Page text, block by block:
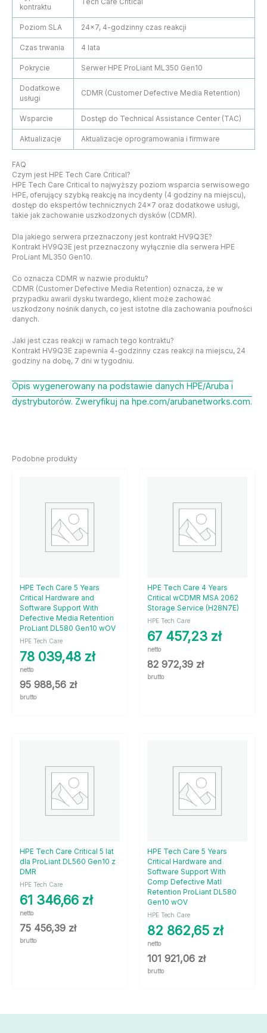
kontraktu
Poziom SLA 24×7, 4-godzinny czas reakcji
Czas trwania 4 lata
Pokrycie Serwer HPE ProLiant ML350 Gen10
Dodatkowe
usługi
CDMR (Customer Defective Media Retention)
Wsparcie Dostęp do Technical Assistance Center (TAC)
Aktualizacje Aktualizacje oprogramowania i firmware
FAQ
Czym jest HPE Tech Care Critical?
HPE Tech Care Critical to najwyższy poziom wsparcia serwisowego
HPE, oferujący szybką reakcję na incydenty (4 godziny na miejscu),
dostęp do ekspertów technicznych 24×7 oraz dodatkowe usługi,
takie jak zachowanie uszkodzonych dysków (CDMR).
Dla jakiego serwera przeznaczony jest kontrakt HV9Q3E?
Kontrakt HV9Q3E jest przeznaczony wyłącznie dla serwera HPE
ProLiant ML350 Gen10.
Co oznacza CDMR w nazwie produktu?
CDMR (Customer Defective Media Retention) oznacza, że w
przypadku awarii dysku twardego, klient może zachować
uszkodzony nośnik danych, co jest istotne dla zachowania poufności
danych.
Jaki jest czas reakcji w ramach tego kontraktu?
Kontrakt HV9Q3E zapewnia 4-godzinny czas reakcji na miejscu, 24
godziny na dobę, 7 dni w tygodniu.
Opis wygenerowany na podstawie danych HPE/Aruba i
dystrybutorów. Zweryfikuj na hpe.com/arubanetworks.com.
Podobne produkty
HPE Tech Care 5 Years
Critical Hardware and
Software Support With
Defective Media Retention
ProLiant DL580 Gen10 wOV
HPE Tech Care
78 039,48 zł
netto
95 988,56 zł
brutto
HPE Tech Care 4 Years
Critical wCDMR MSA 2062
Storage Service (H28N7E)
HPE Tech Care
67 457,23 zł
netto
82 972,39 zł
brutto
HPE Tech Care Critical 5 lat
dla ProLiant DL560 Gen10 z
DMR
HPE Tech Care
61 346,66 zł
netto
75 456,39 zł
brutto
HPE Tech Care 5 Years
Critical Hardware and
Software Support With
Comp Defective Matl
Retention ProLiant DL580
Gen10 wOV
HPE Tech Care
82 862,65 zł
netto
101 921,06 zł
brutto